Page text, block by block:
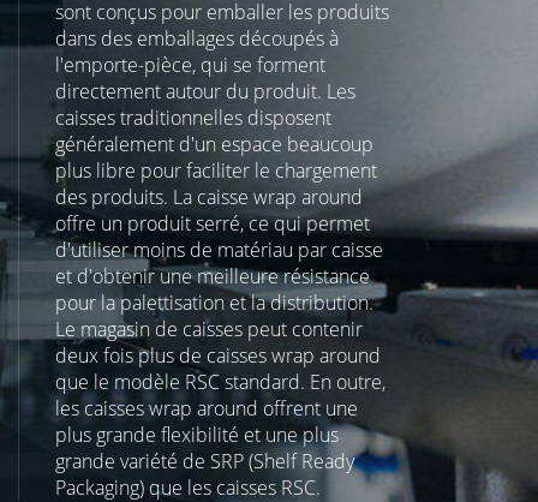
sont conçus pour emballer les produits
dans des emballages découpés à
l'emporte-pièce, qui se forment
directement autour du produit. Les
caisses traditionnelles disposent
généralement d'un espace beaucoup
plus libre pour faciliter le chargement
des produits. La caisse wrap around
offre un produit serré, ce qui permet
d'utiliser moins de matériau par caisse
et d'obtenir une meilleure résistance
pour la palettisation et la distribution.
Le magasin de caisses peut contenir
deux fois plus de caisses wrap around
que le modèle RSC standard. En outre,
les caisses wrap around offrent une
plus grande flexibilité et une plus
grande variété de SRP (Shelf Ready
Packaging) que les caisses RSC.